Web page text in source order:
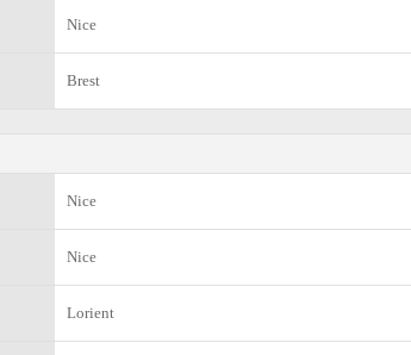
Nice
Brest
Nice
Nice
Lorient